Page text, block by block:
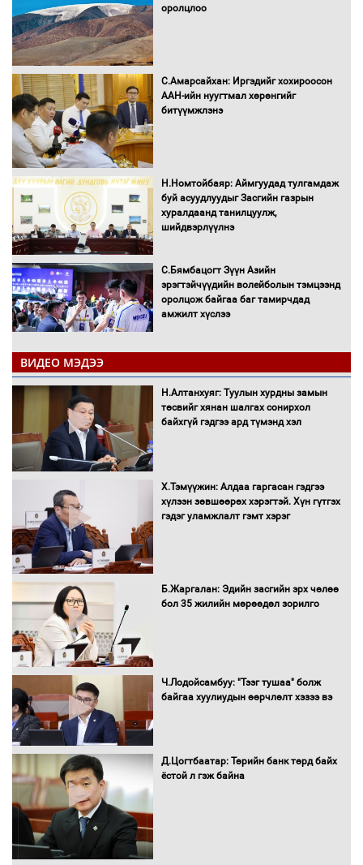
оролцлоо
С.Амарсайхан: Иргэдийг хохироосон
ААН-ийн нуугтмал хөрөнгийг
битүүмжлэнэ
Н.Номтойбаяр: Аймгуудад тулгамдаж
буй асуудлуудыг Засгийн газрын
хуралдаанд танилцуулж,
шийдвэрлүүлнэ
С.Бямбацогт Зүүн Азийн
эрэгтэйчүүдийн волейболын тэмцээнд
оролцож байгаа баг тамирчдад
амжилт хүслээ
Автобензин, дизель түлшний онцгой
албан татварыг тэглэлээ
Санхүүгийн хэмнэлтийн горимд эрүүл
мэндийн салбар хамаарахгүй
Нөөцийн махны худалдаа,
борлуулалтыг нээлттэй ил тод
Монгол Улс “COP17”-д “Тал хээрийн
төлөвлөгөө”-гөө танилцуулна
16 төрлийн эмийг нэг эх үүсвэрээс
ВИДЕО МЭДЭЭ
Н.Алтанхуяг: Туулын хурдны замын
төсвийг хянан шалгах сонирхол
байхгүй гэдгээ ард түмэнд хэл
Х.Тэмүүжин: Алдаа гаргасан гэдгээ
хүлээн зөвшөөрөх хэрэгтэй. Хүн гүтгэх
гэдэг уламжлалт гэмт хэрэг
Б.Жаргалан: Эдийн засгийн эрх чөлөө
бол 35 жилийн мөрөөдөл зорилго
Ч.Лодойсамбуу: "Тээг тушаа" болж
байгаа хуулиудын өөрчлөлт хэзээ вэ
Д.Цогтбаатар: Төрийн банк төрд байх
ёстой л гэж байна